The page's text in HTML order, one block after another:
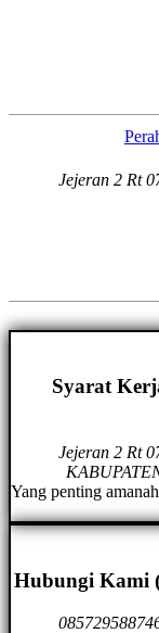
Jejeran 2 Rt
Syarat
Jejeran 2 Rt
Yang penting amanah
Hubungi Kami